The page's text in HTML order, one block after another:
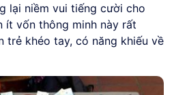
lại niềm vui tiếng cười cho
ít vốn thông minh này rất
trẻ khéo tay, có năng khiếu về